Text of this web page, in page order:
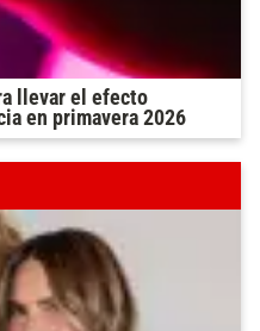
llevar el efecto
en primavera 2026